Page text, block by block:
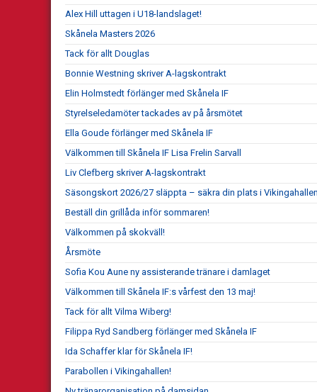
Alex Hill uttagen i U18-landslaget!
Skånela Masters 2026
Tack för allt Douglas
Bonnie Westning skriver A-lagskontrakt
Elin Holmstedt förlänger med Skånela IF
Styrelseledamöter tackades av på årsmötet
Ella Goude förlänger med Skånela IF
Välkommen till Skånela IF Lisa Frelin Sarvall
Liv Clefberg skriver A-lagskontrakt
Säsongskort 2026/27 släppta – säkra din plats i
Beställ din grillåda inför sommaren!
Välkommen på skokväll!
Årsmöte
Sofia Kou Aune ny assisterande tränare i damlaget
Välkommen till Skånela IF:s vårfest den 13 maj!
Tack för allt Vilma Wiberg!
Filippa Ryd Sandberg förlänger med Skånela IF
Ida Schaffer klar för Skånela IF!
Parabollen i Vikingahallen!